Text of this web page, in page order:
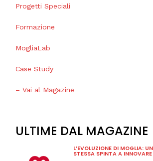
Progetti Speciali
Formazione
MogliaLab
Case Study
– Vai al Magazine
ULTIME DAL MAGAZINE
L’EVOLUZIONE DI MOGLIA:
STESSA SPINTA A INNOVARE